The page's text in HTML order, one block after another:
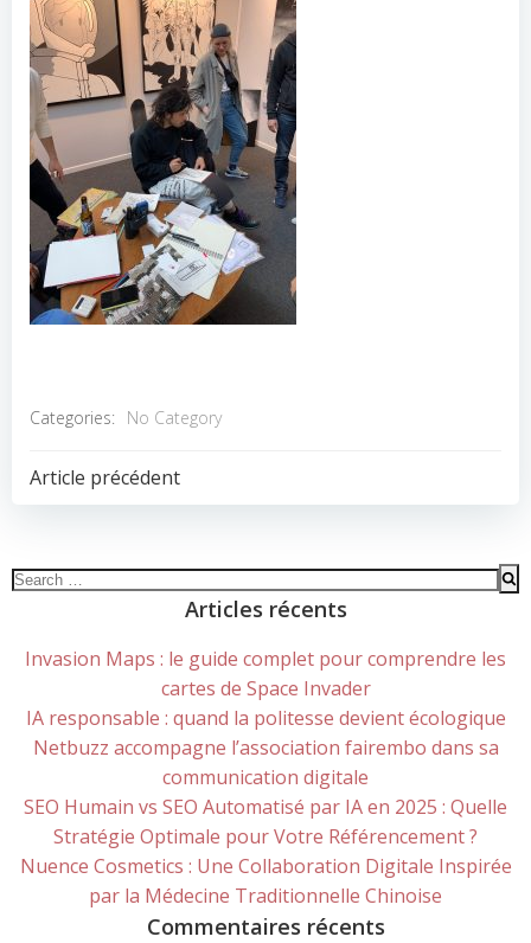
Categories: No Category
POST
Article précédent
Search
Articles récents
Invasion Maps : le guide complet pour comprendre les
cartes de Space Invader
IA responsable : quand la politesse devient écologique
Netbuzz accompagne l’association fairembo dans sa
communication digitale
SEO Humain vs SEO Automatisé par IA en 2025 : Quelle
Stratégie Optimale pour Votre Référencement ?
Nuence Cosmetics : Une Collaboration Digitale Inspirée
par la Médecine Traditionnelle Chinoise
Commentaires récents